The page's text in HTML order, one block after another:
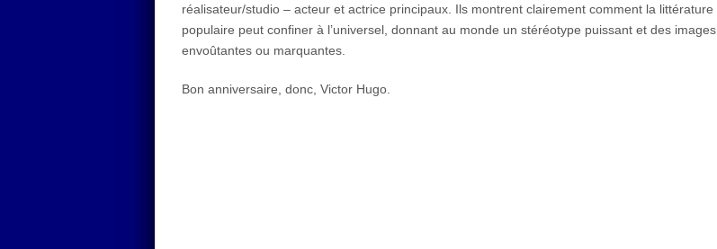
réalisateur/studio – acteur et actrice principaux. Ils montrent clairement comment la littérature
populaire peut confiner à l’universel, donnant au monde un stéréotype puissant et des images
envoûtantes ou marquantes.
Bon anniversaire, donc, Victor Hugo.